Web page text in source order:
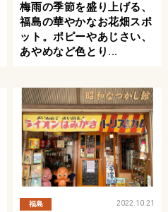
梅雨の季節を盛り上げる、
福島の華やかなお花畑スポ
ット。ポピーやあじさい、
あやめなど色とり...
福島 2022.10.21